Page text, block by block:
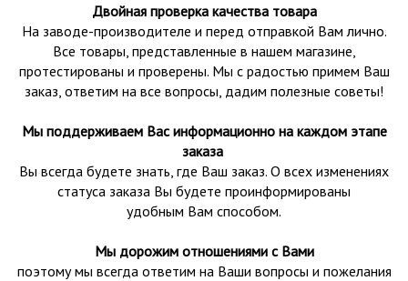
Двойная проверка качества товара
На заводе-производителе и перед отправкой Вам лично.
Все товары, представленные в нашем магазине,
протестированы и проверены. Мы с радостью примем Ваш
заказ, ответим на все вопросы, дадим полезные советы!
Мы поддерживаем Вас информационно на каждом этапе
заказа
Вы всегда будете знать, где Ваш заказ. О всех изменениях
статуса заказа Вы будете проинформированы
удобным Вам способом.
Мы дорожим отношениями с Вами
поэтому мы всегда ответим на Ваши вопросы и пожелания